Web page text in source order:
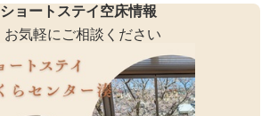
ショートステイ空床情報
お気軽にご相談ください